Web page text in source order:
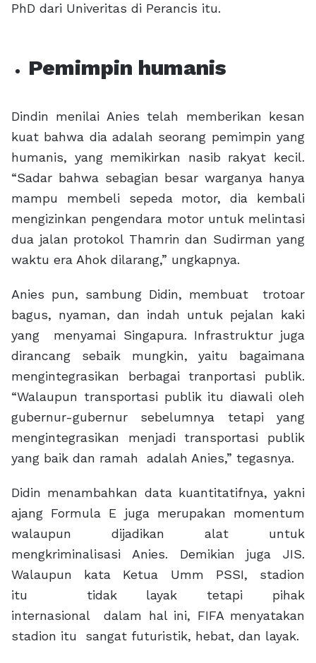
PhD dari Univeritas di Perancis itu.
Pemimpin humanis
Dindin menilai Anies telah memberikan kesan
kuat bahwa dia adalah seorang pemimpin yang
humanis, yang memikirkan nasib rakyat kecil.
“Sadar bahwa sebagian besar warganya hanya
mampu membeli sepeda motor, dia kembali
mengizinkan pengendara motor untuk melintasi
dua jalan protokol Thamrin dan Sudirman yang
waktu era Ahok dilarang,” ungkapnya.
Anies pun, sambung Didin, membuat trotoar
bagus, nyaman, dan indah untuk pejalan kaki
yang menyamai Singapura. Infrastruktur juga
dirancang sebaik mungkin, yaitu bagaimana
mengintegrasikan berbagai tranportasi publik.
“Walaupun transportasi publik itu diawali oleh
gubernur-gubernur sebelumnya tetapi yang
mengintegrasikan menjadi transportasi publik
yang baik dan ramah adalah Anies,” tegasnya.
Didin menambahkan data kuantitatifnya, yakni
ajang Formula E juga merupakan momentum
walaupun dijadikan alat untuk
mengkriminalisasi Anies. Demikian juga JIS.
Walaupun kata Ketua Umm PSSI, stadion
itu tidak layak tetapi pihak
internasional dalam hal ini, FIFA menyatakan
stadion itu sangat futuristik, hebat, dan layak.